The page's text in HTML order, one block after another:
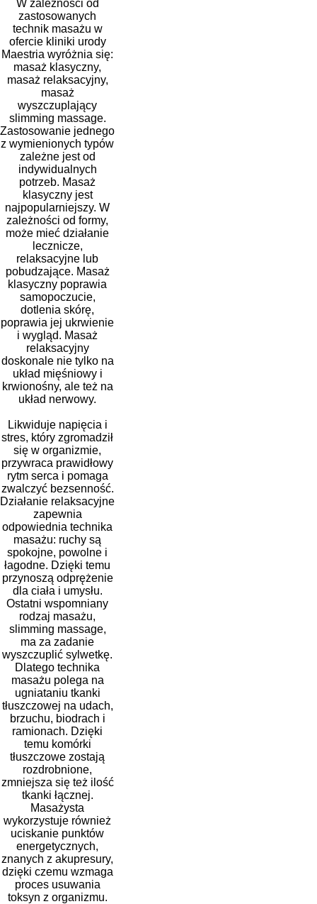
W zależności od
zastosowanych
technik masażu w
ofercie kliniki urody
Maestria wyróżnia się:
masaż klasyczny,
masaż relaksacyjny,
masaż
wyszczuplający
slimming massage.
Zastosowanie jednego
z wymienionych typów
zależne jest od
indywidualnych
potrzeb. Masaż
klasyczny jest
najpopularniejszy. W
zależności od formy,
może mieć działanie
lecznicze,
relaksacyjne lub
pobudzające. Masaż
klasyczny poprawia
samopoczucie,
dotlenia skórę,
poprawia jej ukrwienie
i wygląd. Masaż
relaksacyjny
doskonale nie tylko na
układ mięśniowy i
krwionośny, ale też na
układ nerwowy.
Likwiduje napięcia i
stres, który zgromadził
się w organizmie,
przywraca prawidłowy
rytm serca i pomaga
zwalczyć bezsenność.
Działanie relaksacyjne
zapewnia
odpowiednia technika
masażu: ruchy są
spokojne, powolne i
łagodne. Dzięki temu
przynoszą odprężenie
dla ciała i umysłu.
Ostatni wspomniany
rodzaj masażu,
slimming massage,
ma za zadanie
wyszczuplić sylwetkę.
Dlatego technika
masażu polega na
ugniataniu tkanki
tłuszczowej na udach,
brzuchu, biodrach i
ramionach. Dzięki
temu komórki
tłuszczowe zostają
rozdrobnione,
zmniejsza się też ilość
tkanki łącznej.
Masażysta
wykorzystuje również
uciskanie punktów
energetycznych,
znanych z akupresury,
dzięki czemu wzmaga
proces usuwania
toksyn z organizmu.